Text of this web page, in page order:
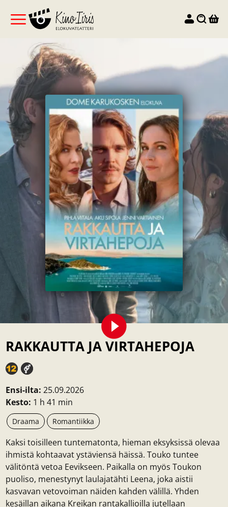
RAKKAUTTA JA VIRTAHEPOJA
Ensi-ilta: 25.09.2026
Kesto: 1 h 41 min
Draama Romantiikka
Kaksi toisilleen tuntematonta, hieman eksyksissä olevaa
ihmistä kohtaavat ystäviensä häissä. Touko tuntee
välitöntä vetoa Eevikseen. Paikalla on myös Toukon
puoliso, menestynyt laulajatähti Leena, joka aistii
kasvavan vetovoiman näiden kahden välillä. Yhden
kesäillan aikana Kreikan rantakallioilla jutellaan